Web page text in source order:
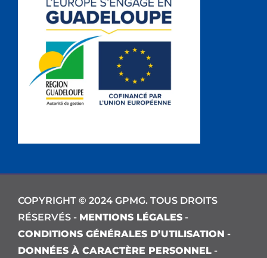
COPYRIGHT © 2024 GPMG. TOUS DROITS
RÉSERVÉS - MENTIONS LÉGALES -
CONDITIONS GÉNÉRALES D’UTILISATION -
DONNÉES À CARACTÈRE PERSONNEL -